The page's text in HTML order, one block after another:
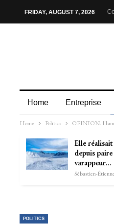
FRIDAY, AUGUST 7, 2026
Home Entreprise
Home Politics OPINION. Hamza
Elle
depuis
varappeur…
POLITICS